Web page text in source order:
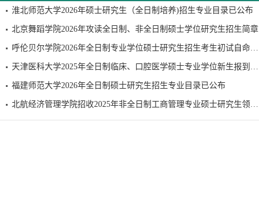
淮北师范大学2026年硕士研究生（全日制培养)招生专业目录已公布
北京舞蹈学院2026年攻读全日制、非全日制硕士学位研究生招生简章
呼伦贝尔学院2026年全日制专业学位硕士研究生招生考生初试自命题科目参考书目
天津医科大学2025年全日制临床、口腔医学硕士专业学位新生报到须知
福建师范大学2026年全日制硕士研究生招生专业目录已公布
北航经济管理学院招收2025年非全日制工商管理专业硕士研究生领航MBA（EMBA...